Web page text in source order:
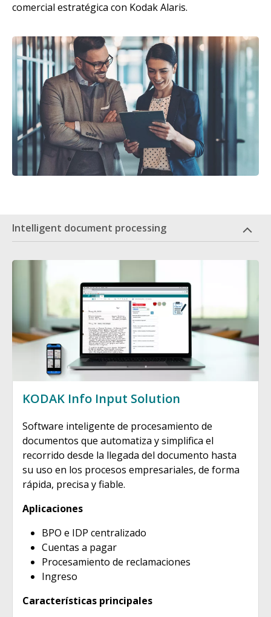
comercial estratégica con Kodak Alaris.
Imagen
Intelligent document processing
Imagen
KODAK Info Input Solution
Software inteligente de procesamiento de
documentos que automatiza y simplifica el
recorrido desde la llegada del documento hasta
su uso en los procesos empresariales, de forma
rápida, precisa y fiable.
Aplicaciones
BPO e IDP centralizado
Cuentas a pagar
Procesamiento de reclamaciones
Ingreso
Características principales